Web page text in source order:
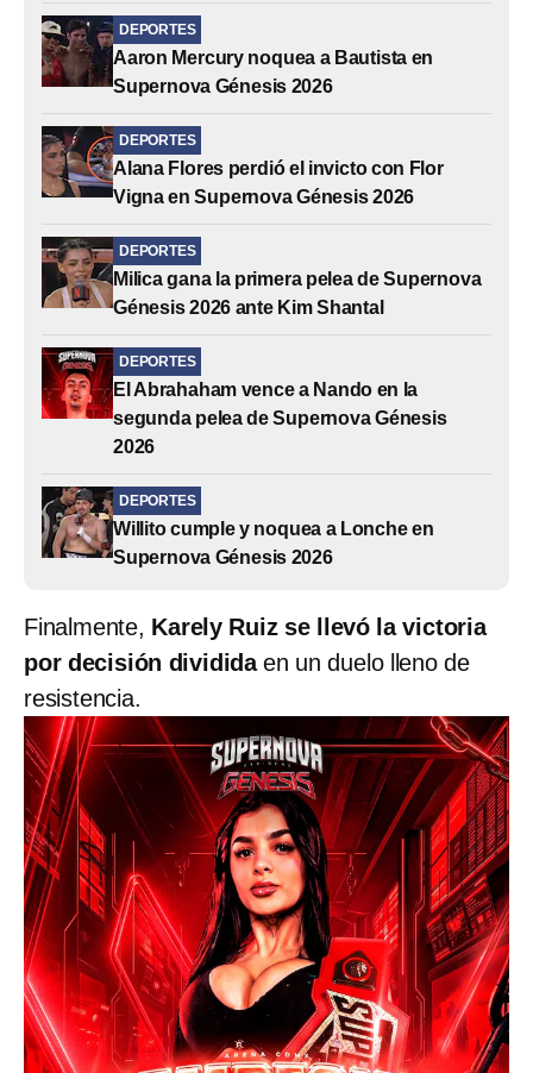
DEPORTES
Aaron Mercury noquea a Bautista en
Supernova Génesis 2026
DEPORTES
Alana Flores perdió el invicto con Flor
Vigna en Supernova Génesis 2026
DEPORTES
Milica gana la primera pelea de Supernova
Génesis 2026 ante Kim Shantal
DEPORTES
El Abrahaham vence a Nando en la
segunda pelea de Supernova Génesis
2026
DEPORTES
Willito cumple y noquea a Lonche en
Supernova Génesis 2026
Finalmente, Karely Ruiz se llevó la victoria
por decisión divididaen un duelo lleno de
resistencia.